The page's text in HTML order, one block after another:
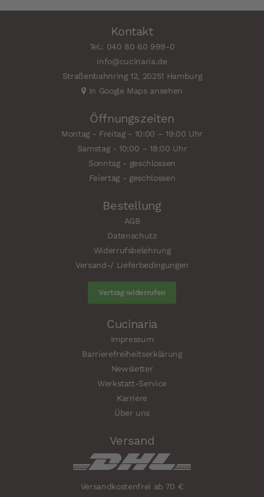
Kontakt
Tel.: 040 80 60 999-0
info@cucinaria.de
Straßenbahnring 12, 20251 Hamburg
In Google Maps ansehen
Öffnungszeiten
Montag - Freitag - 10:00 – 19:00 Uhr
Samstag - 10:00 – 18:00 Uhr
Sonntag - geschlossen
Feiertag - geschlossen
Bestellung
AGB
Datenschutz
Widerrufsbelehrung
Versand-/ Lieferbedingungen
Vertrag widerrufen
Cucinaria
Impressum
Barrierefreiheitserklärung
Newsletter
Werkstatt-Service
Karriere
Über uns
Versand
Versandkostenfrei ab 70 €